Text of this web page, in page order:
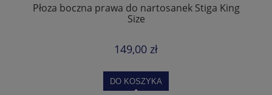
Płoza boczna prawa do nartosanek Stiga King
Size
149,00 zł
DO KOSZYKA